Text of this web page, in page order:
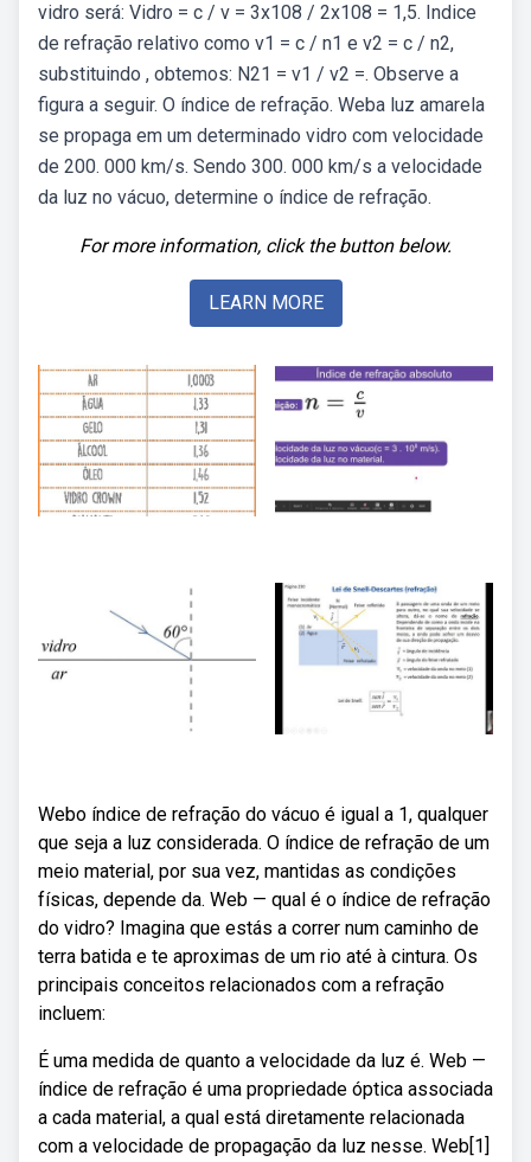
vidro será: Vidro = c / v = 3x108 / 2x108 = 1,5. Indice
de refração relativo como v1 = c / n1 e v2 = c / n2,
substituindo , obtemos: N21 = v1 / v2 =. Observe a
figura a seguir. O índice de refração. Weba luz amarela
se propaga em um determinado vidro com velocidade
de 200. 000 km/s. Sendo 300. 000 km/s a velocidade
da luz no vácuo, determine o índice de refração.
For more information, click the button below.
LEARN MORE
Webo índice de refração do vácuo é igual a 1, qualquer
que seja a luz considerada. O índice de refração de um
meio material, por sua vez, mantidas as condições
físicas, depende da. Web — qual é o índice de refração
do vidro? Imagina que estás a correr num caminho de
terra batida e te aproximas de um rio até à cintura. Os
principais conceitos relacionados com a refração
incluem:
É uma medida de quanto a velocidade da luz é. Web —
índice de refração é uma propriedade óptica associada
a cada material, a qual está diretamente relacionada
com a velocidade de propagação da luz nesse. Web[1]